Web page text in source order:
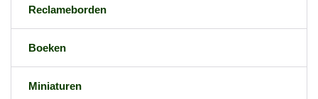
Reclameborden
Boeken
Miniaturen